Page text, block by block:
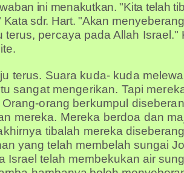
ini menakutkan. "Kita telah
Kata sdr. Hart. "Akan
terus, percaya pada Allah Israel."
terus. Suara kuda- kuda
sangat mengerikan. Tapi
orang berkumpul
mereka. Mereka berdoa dan
tibalah mereka diseberang
yang telah membelah sungai
Israel telah membekukan air